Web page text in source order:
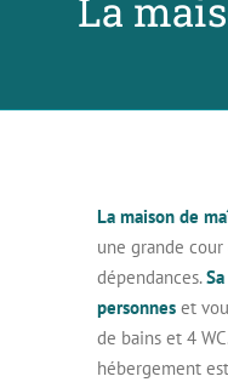
La
La maison de
une grande
dépendances.
personnes et
de bains et 4
hébergement